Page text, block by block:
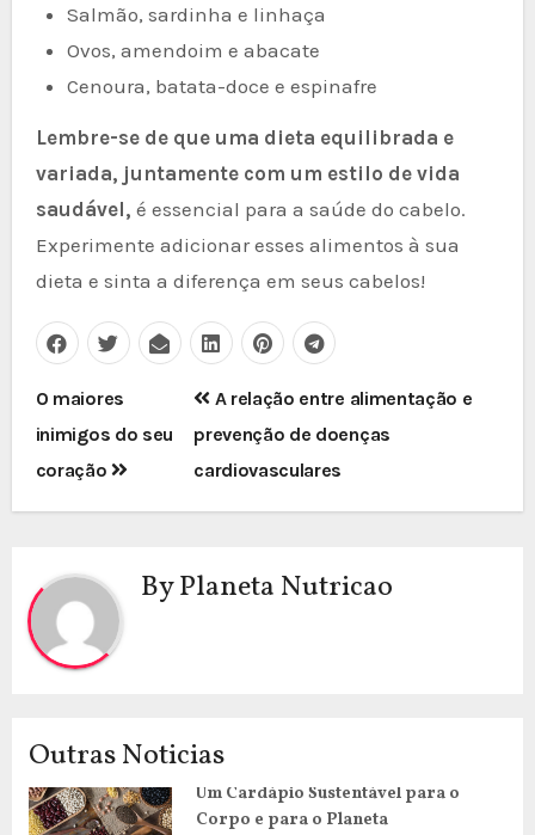
Salmão, sardinha e linhaça
Ovos, amendoim e abacate
Cenoura, batata-doce e espinafre
Lembre-se de que uma dieta equilibrada e
variada, juntamente com um estilo de vida
saudável, é essencial para a saúde do cabelo.
Experimente adicionar esses alimentos à sua
dieta e sinta a diferença em seus cabelos!
Post
navigation
O maiores
inimigos do seu
coração
A relação entre alimentação e
prevenção de doenças
cardiovasculares
ByPlaneta Nutricao
Outras Noticias
Um Cardápio Sustentável para o
Corpo e para o Planeta